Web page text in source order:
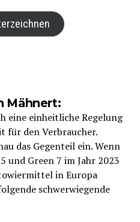
Mähnert:
eine einheitliche Regelung
für den Verbraucher.
das Gegenteil ein. Wenn
und Green 7 im Jahr 2023
in Europa
schwerwiegende